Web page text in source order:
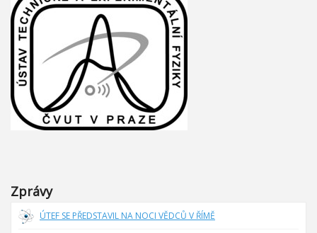
Zprávy
ÚTEF SE PŘEDSTAVIL NA NOCI VĚDCŮ V ŘÍMĚ